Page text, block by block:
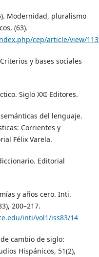
Modernidad, pluralismo
(63).
cep/article/view/
y bases sociales
Siglo XXI Editores.
del lenguaje.
Corrientes y
Félix Varela.
Editorial
y años cero. Inti.
200–217.
inti/vol1/iss83/14
cambio de siglo:
Hispánicos, 51(2),